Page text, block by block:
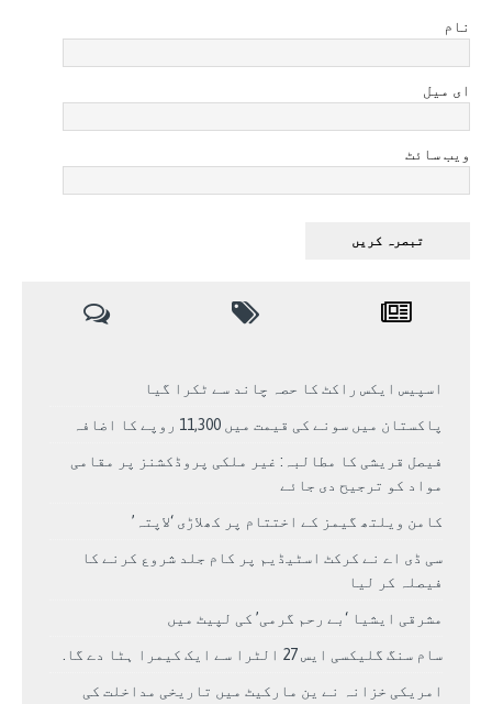
نام
ای میل
ویب سائٹ
اسپیس ایکس راکٹ کا حصہ چاند سے ٹکرا گیا
پاکستان میں سونے کی قیمت میں 11,300 روپے کا اضافہ
فیصل قریشی کا مطالبہ: غیر ملکی پروڈکشنز پر مقامی
مواد کو ترجیح دی جائے
کامن ویلتھ گیمز کے اختتام پر کھلاڑی ‘لاپتہ’
سی ڈی اے نے کرکٹ اسٹیڈیم پر کام جلد شروع کرنے کا
فیصلہ کر لیا
مشرقی ایشیا ‘بے رحم گرمی’ کی لپیٹ میں
سام سنگ گلیکسی ایس 27 الٹرا سے ایک کیمرا ہٹا دے گا.
امریکی خزانہ نے ین مارکیٹ میں تاریخی مداخلت کی